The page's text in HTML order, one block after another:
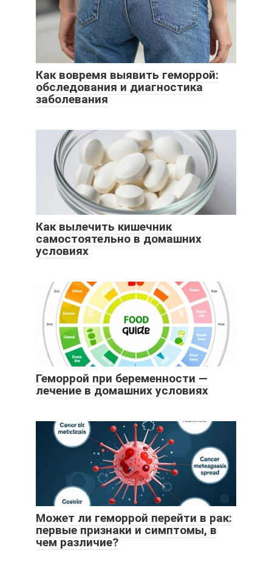
Как вовремя выявить геморрой:
обследования и диагностика
заболевания
Как вылечить кишечник
самостоятельно в домашних
условиях
Геморрой при беременности —
лечение в домашних условиях
Может ли геморрой перейти в рак:
первые признаки и симптомы, в
чем различие?